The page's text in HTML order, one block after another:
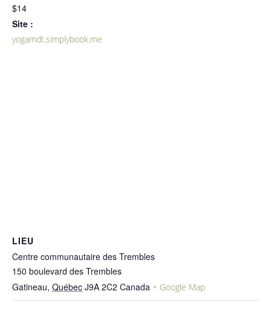
$14
Site :
yogamdt.simplybook.me
LIEU
Centre communautaire des Trembles
150 boulevard des Trembles
Gatineau, Québec J9A 2C2 Canada + Google Map